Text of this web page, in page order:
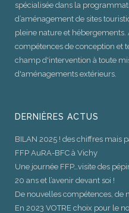
spécialisée dans la
d’aménagement de sites
pleine nature et hébergements.
compétences de conception et
champ d'intervention à toute
d'aménagements extérieurs.
DERNIÈRES ACTUS
BILAN 2025 ! des chiffres mais
FFP AuRA-BFC à Vichy
Une journée FFP…visite des
20 ans et l’avenir devant soi !
De nouvelles compétences, de
En 2023 VOTRE choix pour le